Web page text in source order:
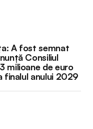
A fost semnat
Consiliul
milioane de euro
finalul anului 2029